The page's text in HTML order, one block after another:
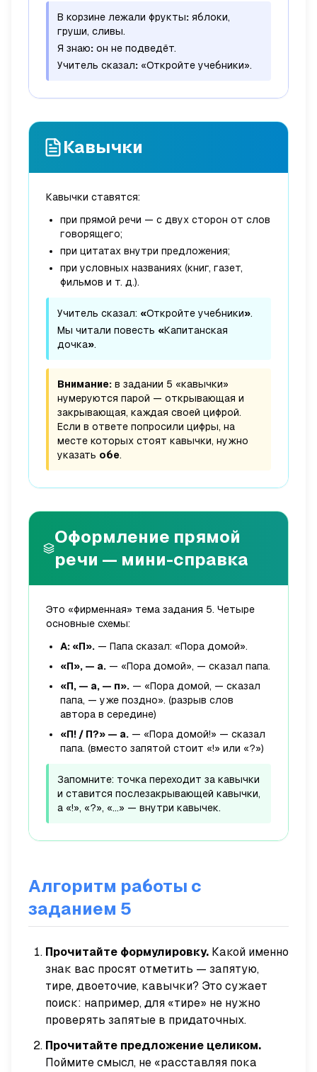
В корзине лежали фрукты: яблоки,
груши, сливы.
Я знаю: он не подведёт.
Учитель сказал: «Откройте учебники».
Кавычки
Кавычки ставятся:
при прямой речи — с двух сторон от слов
говорящего;
при цитатах внутри предложения;
при условных названиях (книг, газет,
фильмов и т. д.).
Учитель сказал: «Откройте учебники».
Мы читали повесть «Капитанская
дочка».
Внимание: в задании 5 «кавычки»
нумеруются парой — открывающая и
закрывающая, каждая своей цифрой.
Если в ответе попросили цифры, на
месте которых стоят кавычки, нужно
указать обе.
Оформление прямой
речи — мини-справка
Это «фирменная» тема задания 5. Четыре
основные схемы:
А: «П». — Папа сказал: «Пора домой».
«П», — а. — «Пора домой», — сказал папа.
«П, — а, — п». — «Пора домой, — сказал
папа, — уже поздно». (разрыв слов
автора в середине)
«П! / П?» — а. — «Пора домой!» — сказал
папа. (вместо запятой стоит «!» или «?»)
Запомните: точка переходит за кавычки
и ставится послезакрывающей кавычки,
а «!», «?», «…» — внутри кавычек.
Алгоритм работы с
заданием 5
Прочитайте формулировку. Какой именно
знак вас просят отметить — запятую,
тире, двоеточие, кавычки? Это сужает
поиск: например, для «тире» не нужно
проверять запятые в придаточных.
Прочитайте предложение целиком.
Поймите смысл, не «расставляя пока